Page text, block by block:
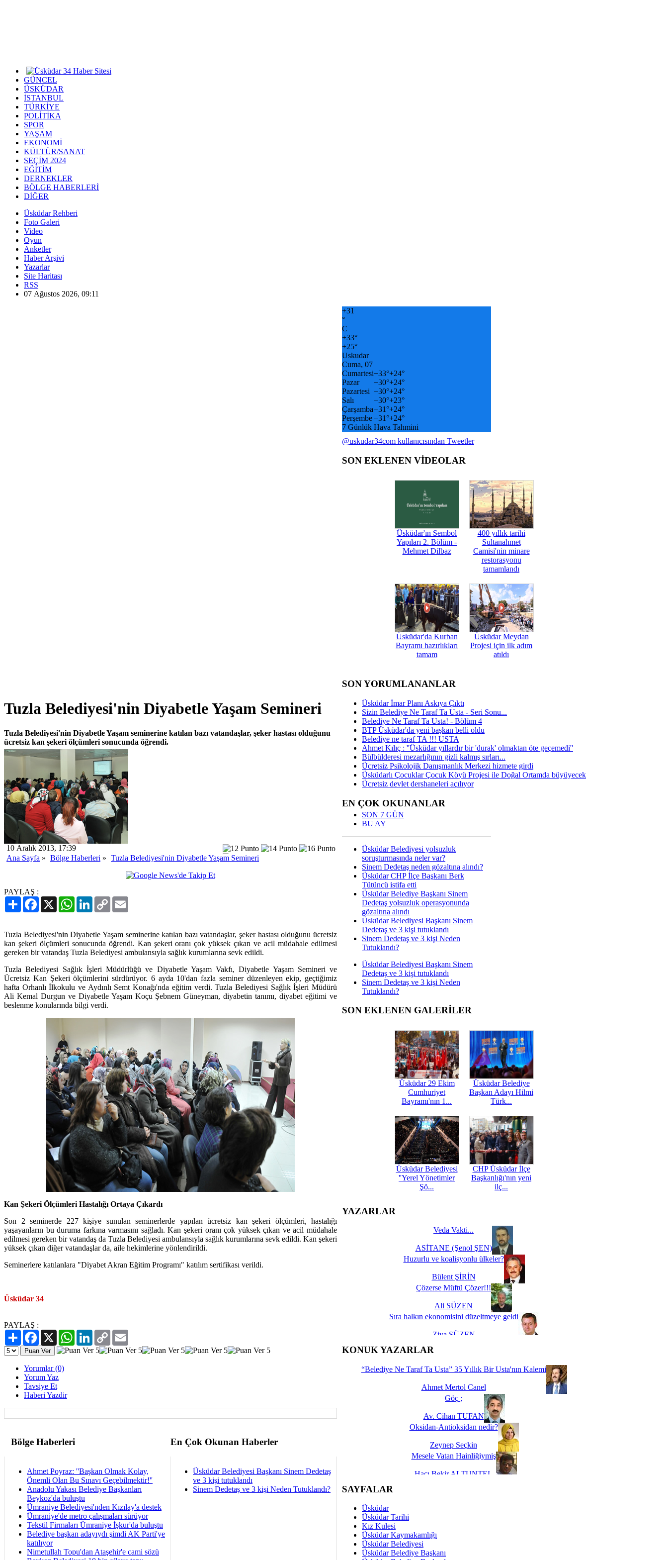
GÜNCEL
ÜSKÜDAR
İSTANBUL
TÜRKİYE
POLİTİKA
SPOR
YAŞAM
EKONOMİ
KÜLTÜR/SANAT
SEÇİM 2024
EĞİTİM
DERNEKLER
BÖLGE HABERLERİ
DİĞER
Üsküdar Rehberi
Foto Galeri
Video
Oyun
Anketler
Haber Arşivi
Yazarlar
Site Haritası
RSS
07 Ağustos 2026, 09:11
Tuzla Belediyesi'nin Diyabetle Yaşam Semineri
Tuzla Belediyesi'nin Diyabetle Yaşam seminerine katılan bazı vatandaşlar, şeker hastası olduğunu
ücretsiz kan şekeri ölçümleri sonucunda öğrendi.
10 Aralık 2013, 17:39
Ana Sayfa » Bölge Haberleri » Tuzla Belediyesi'nin Diyabetle Yaşam Semineri
PAYLAŞ :
PaylaşFacebook
X WhatsAppLinkedIn
Copy
Link
Tuzla Belediyesi'nin Diyabetle Yaşam seminerine katılan bazı vatandaşlar, şeker hastası olduğunu ücretsiz
kan şekeri ölçümleri sonucunda öğrendi. Kan şekeri oranı çok yüksek çıkan ve acil müdahale edilmesi
gereken bir vatandaş Tuzla Belediyesi ambulansıyla sağlık kurumlarına sevk edildi.
Tuzla Belediyesi Sağlık İşleri Müdürlüğü ve Diyabetle Yaşam Vakfı, Diyabetle Yaşam Semineri ve
Ücretsiz Kan Şekeri ölçümlerini sürdürüyor. 6 ayda 10'dan fazla seminer düzenleyen ekip, geçtiğimiz
hafta Orhanlı İlkokulu ve Aydınlı Semt Konağı'nda eğitim verdi. Tuzla Belediyesi Sağlık İşleri Müdürü
Ali Kemal Durgun ve Diyabetle Yaşam Koçu Şebnem Güneyman, diyabetin tanımı, diyabet eğitimi ve
beslenme konularında bilgi verdi.
Kan Şekeri Ölçümleri Hastalığı Ortaya Çıkardı
Son 2 seminerde 227 kişiye sunulan seminerlerde yapılan ücretsiz kan şekeri ölçümleri, hastalığı
yaşayanların bu duruma farkına varmasını sağladı. Kan şekeri oranı çok yüksek çıkan ve acil müdahale
edilmesi gereken bir vatandaş da Tuzla Belediyesi ambulansıyla sağlık kurumlarına sevk edildi. Kan şekeri
yüksek çıkan diğer vatandaşlar da, aile hekimlerine yönlendirildi.
Seminerlere katılanlara "Diyabet Akran Eğitim Programı" katılım sertifikası verildi.
Üsküdar 34
PAYLAŞ :
PaylaşFacebook
X WhatsAppLinkedIn
Copy
Link
Yorumlar (0)
Yorum Yaz
Tavsiye Et
Haberi Yazdir
Bölge Haberleri En Çok Okunan Haberler
Ahmet Poyraz: ''Başkan Olmak Kolay,
Önemli Olan Bu Sınavı Geçebilmektir!''
Anadolu Yakası Belediye Başkanları
Beykoz'da buluştu
Ümraniye Belediyesi'nden Kızılay'a destek
Ümraniye'de metro çalışmaları sürüyor
Tekstil Firmaları Ümraniye İşkur'da buluştu
Belediye başkan adayıydı şimdi AK Parti'ye
katılıyor
Nimetullah Topu'dan Ataşehir'e cami sözü
Üsküdar Belediyesi Başkanı Sinem Dedetaş
ve 3 kişi tutuklandı
Sinem Dedetaş ve 3 kişi Neden Tutuklandı?
+31
°
C
+33°
+25°
Uskudar
Cuma, 07
Cumartesi+33°+24°
Pazar
+30°+24°
Pazartesi +30°+24°
Salı
+30°+23°
Çarşamba+31°+24°
Perşembe+31°+24°
7 Günlük Hava Tahmini
@uskudar34com kullanıcısından Tweetler
SON EKLENEN VİDEOLAR
Üsküdar'ın Sembol
Yapıları 2. Bölüm -
Mehmet Dilbaz
400 yıllık tarihi
Sultanahmet
Camisi'nin minare
restorasyonu
tamamlandı
Üsküdar'da Kurban
Bayramı hazırlıkları
tamam
Üsküdar Meydan
Projesi için ilk adım
atıldı
SON YORUMLANANLAR
Üsküdar İmar Planı Askıya Çıktı
Sizin Belediye Ne Taraf Ta Usta - Seri Sonu...
Belediye Ne Taraf Ta Usta! - Bölüm 4
BTP Üsküdar'da yeni başkan belli oldu
Belediye ne taraf TA !!! USTA
Ahmet Kılıç : ''Üsküdar yıllardır bir 'durak' olmaktan öte geçemedi''
Bülbülderesi mezarlığının gizli kalmış sırları...
Ücretsiz Psikolojik Danışmanlık Merkezi hizmete girdi
Üsküdarlı Çocuklar Çocuk Köyü Projesi ile Doğal Ortamda büyüyecek
Ücretsiz devlet dershaneleri açılıyor
EN ÇOK OKUNANLAR
SON 7 GÜN
BU AY
Üsküdar Belediyesi yolsuzluk
soruşturmasında neler var?
Sinem Dedetaş neden gözaltına alındı?
Üsküdar CHP İlçe Başkanı Berk
Tütüncü istifa etti
Üsküdar Belediye Başkanı Sinem
Dedetaş yolsuzluk operasyonunda
gözaltına alındı
Üsküdar Belediyesi Başkanı Sinem
Dedetaş ve 3 kişi tutuklandı
Sinem Dedetaş ve 3 kişi Neden
Tutuklandı?
Üsküdar Belediyesi Başkanı Sinem
Dedetaş ve 3 kişi tutuklandı
Sinem Dedetaş ve 3 kişi Neden
Tutuklandı?
SON EKLENEN GALERİLER
Üsküdar 29 Ekim
Cumhuriyet
Bayramı'nın 1...
Üsküdar Belediye
Başkan Adayı Hilmi
Türk...
Üsküdar Belediyesi
''Yerel Yönetimler
Şö...
CHP Üsküdar İlçe
Başkanlığı'nın yeni
ilç...
YAZARLAR
Veda Vakti...
ASİTANE (Şenol ŞEN)
Huzurlu ve koalisyonlu ülkeler?
Bülent ŞİRİN
Çözerse Müftü Çözer!!!
Ali SÜZEN
Sıra halkın ekonomisini düzeltmeye geldi
Ziya SÜZEN
İşte Biz buyuz...
KONUK YAZARLAR
“Belediye Ne Taraf Ta Usta” 35 Yıllık Bir Usta'nın Kalemi
Ahmet Mertol Canel
Göç ;
Av. Cihan TUFAN
Oksidan-Antioksidan nedir?
Zeynep Seçkin
Mesele Vatan Hainliğiymiş
Hacı Bekir ALTUNTEL
Dünya Fani, Ama Kısa Bir Süre De Olsa Burdayız
Savaş ŞENEL
Hukukun Adaleti Kalmadı Üstadım!
SAYFALAR
Üsküdar
Üsküdar Tarihi
Kız Kulesi
Üsküdar Kaymakamlığı
Üsküdar Belediyesi
Üsküdar Belediye Başkanı